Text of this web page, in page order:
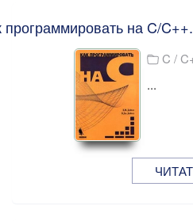
программировать на C/
C /
...